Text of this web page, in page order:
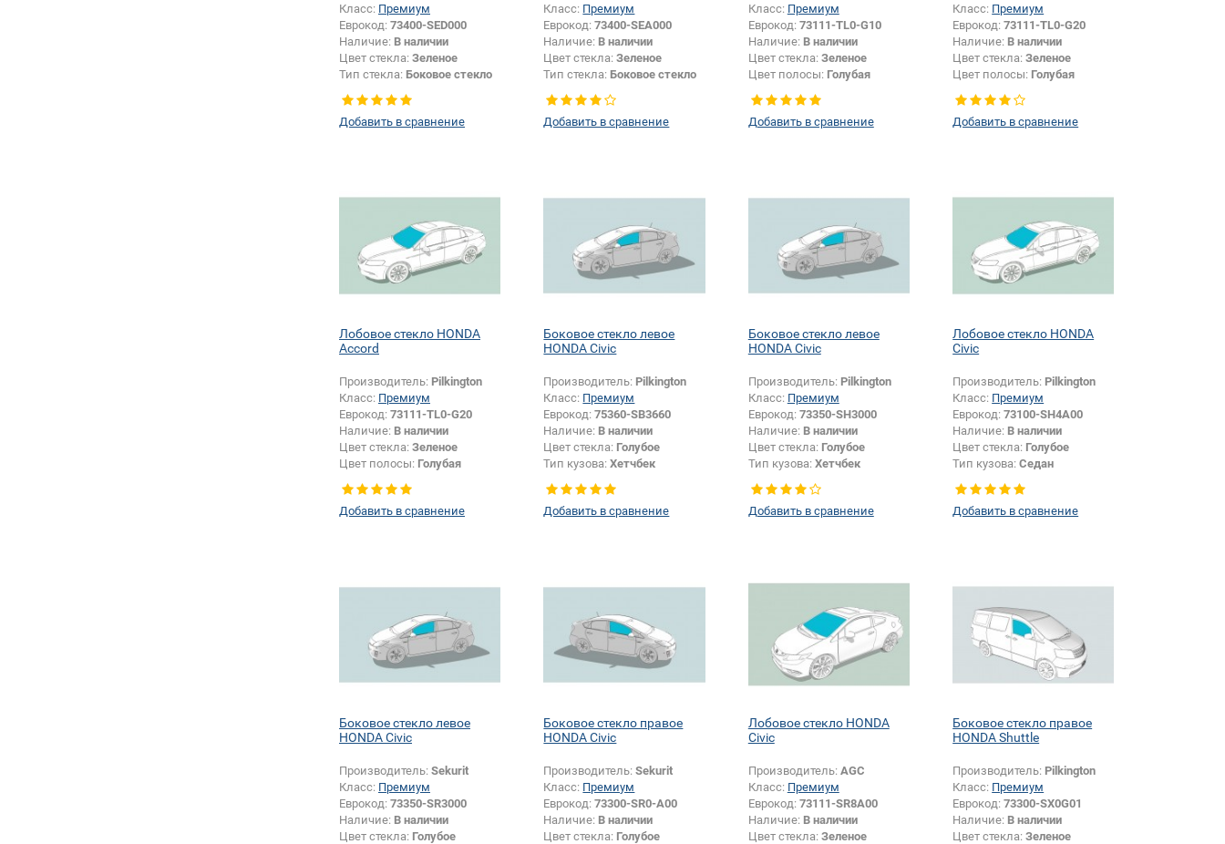
Класс: Премиум
Еврокод: 73400-SED000
Наличие: В наличии
Цвет стекла: Зеленое
Тип стекла: Боковое стекло
Добавить в сравнение
Класс: Премиум
Еврокод:73400-SEA000
Наличие: В наличии
Цвет стекла:Зеленое
Тип стекла: Боковое стекло
Добавить в сравнение
Класс: Премиум
Еврокод: 73111-TL0-G10
Наличие: В наличии
Цвет стекла: Зеленое
Цвет полосы: Голубая
Добавить в сравнение
Класс: Премиум
Еврокод:73111-TL0-G20
Наличие: В наличии
Цвет стекла:Зеленое
Цвет полосы: Голубая
зеркала + шелкографии:
Добавить в сравнение
Лобовое стекло HONDA
Accord
Производитель: Pilkington
Класс: Премиум
Еврокод: 73111-TL0-G20
Наличие: В наличии
Цвет стекла: Зеленое
Цвет полосы: Голубая
зеркала + шелкографии:
Добавить в сравнение
Боковое стекло левое
HONDA Civic
Производитель: Pilkington
Класс: Премиум
Еврокод:75360-SB3660
Наличие: В наличии
Цвет стекла: Голубое
Тип кузова:Хетчбек
левое
Добавить в сравнение
Боковое стекло левое
HONDA Civic
Производитель: Pilkington
Класс: Премиум
Еврокод: 73350-SH3000
Наличие: В наличии
Цвет стекла: Голубое
Тип кузова: Хетчбек
левое
Добавить в сравнение
Лобовое стекло HONDA
Civic
Производитель: Pilkington
Класс: Премиум
Еврокод:73100-SH4A00
Наличие: В наличии
Цвет стекла: Голубое
Тип кузова:Седан
Добавить в сравнение
Боковое стекло левое
HONDA Civic
Производитель: Sekurit
Класс: Премиум
Еврокод: 73350-SR3000
Наличие: В наличии
Цвет стекла: Голубое
Боковое стекло правое
HONDA Civic
Производитель:Sekurit
Класс: Премиум
Еврокод:73300-SR0-A00
Наличие: В наличии
Цвет стекла: Голубое
Лобовое стекло HONDA
Civic
Производитель: AGC
Класс: Премиум
Еврокод: 73111-SR8A00
Наличие: В наличии
Цвет стекла: Зеленое
Боковое стекло правое
HONDA Shuttle
Производитель: Pilkington
Класс: Премиум
Еврокод:73300-SX0G01
Наличие: В наличии
Цвет стекла:Зеленое